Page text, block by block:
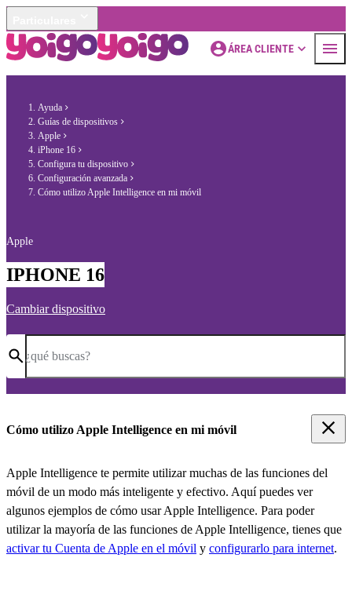
ÁREA CLIENTE
Ayuda
Guías de dispositivos
Apple
iPhone 16
Configura tu dispositivo
Configuración avanzada
Cómo utilizo Apple Intelligence en mi móvil
Apple
IPHONE 16
Cambiar dispositivo
¿qué buscas?
Cómo utilizo Apple Intelligence en mi móvil
Apple Intelligence te permite utilizar muchas de las funciones del
móvil de un modo más inteligente y efectivo. Aquí puedes ver
algunos ejemplos de cómo usar Apple Intelligence. Para poder
utilizar la mayoría de las funciones de Apple Intelligence, tienes que
activar tu Cuenta de Apple en el móvil y configurarlo para internet.